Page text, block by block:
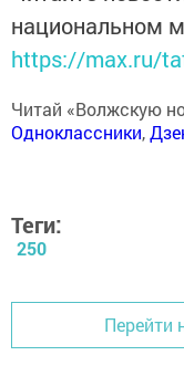
национальном
https://max.ru/
Читай «Волжскую
Одноклассники,
Теги:
250
Перейти